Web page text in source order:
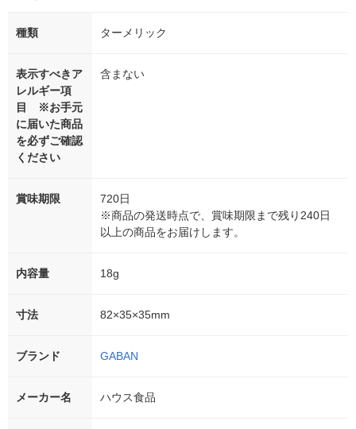
種類 ターメリック
表示すべきア
レルギー項
目 ※お手元
に届いた商品
を必ずご確認
ください
含まない
賞味期限
720日
※商品の発送時点で、賞味期限まで残り240日
以上の商品をお届けします。
内容量 18g
寸法 82×35×35mm
ブランド GABAN
メーカー名 ハウス食品